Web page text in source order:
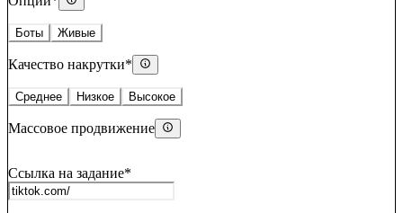
Боты Живые
Качество накрутки*
Среднее Низкое Высокое
Массовое продвижение
Ссылка на задание*